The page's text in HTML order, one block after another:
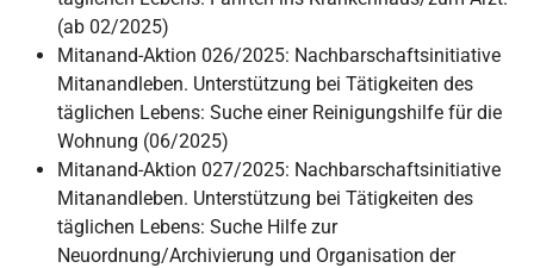
(ab 02/2025)
Mitanand-Aktion 026/2025: Nachbarschaftsinitiative
Mitanandleben. Unterstützung bei Tätigkeiten des
täglichen Lebens: Suche einer Reinigungshilfe für die
Wohnung (06/2025)
Mitanand-Aktion 027/2025: Nachbarschaftsinitiative
Mitanandleben. Unterstützung bei Tätigkeiten des
täglichen Lebens: Suche Hilfe zur
Neuordnung/Archivierung und Organisation der